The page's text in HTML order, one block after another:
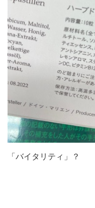
「バイタリティ」？